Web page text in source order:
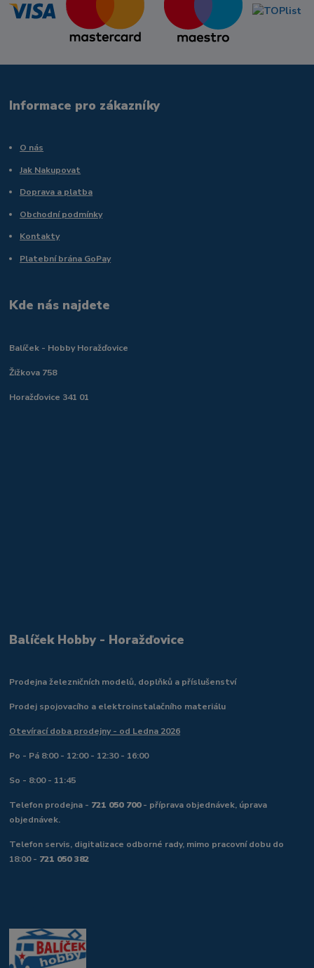
Informace pro zákazníky
O nás
Jak Nakupovat
Doprava a platba
Obchodní podmínky
Kontakty
Platební brána GoPay
Kde nás najdete
Balíček - Hobby Horažďovice
Žižkova 758
Horažďovice 341 01
Balíček Hobby - Horažďovice
Prodejna železničních modelů, doplňků a příslušenství
Prodej spojovacího a elektroinstalačního materiálu
Otevírací doba prodejny - od Ledna 2026
Po - Pá 8:00 - 12:00 - 12:30 - 16:00
So - 8:00 - 11:45
Telefon prodejna - 721 050 700- příprava objednávek, úprava
objednávek.
Telefon servis, digitalizace odborné rady, mimo pracovní dobu do
18:00 - 721 050 382